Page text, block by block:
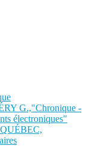
G.,"Chronique -
électroniques"